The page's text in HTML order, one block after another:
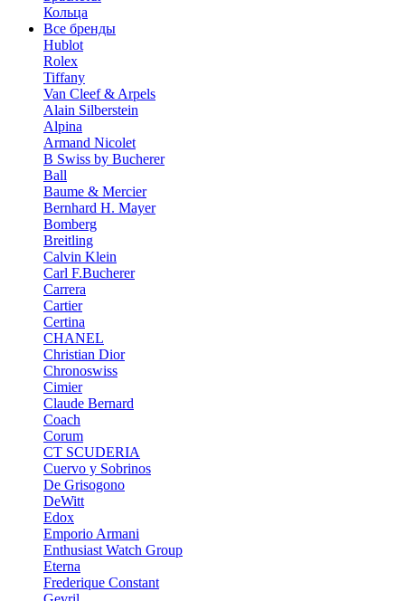
Кольца
Все бренды
Hublot
Rolex
Tiffany
Van Cleef & Arpels
Alain Silberstein
Alpina
Armand Nicolet
B Swiss by Bucherer
Ball
Baume & Mercier
Bernhard H. Mayer
Bomberg
Breitling
Calvin Klein
Carl F.Bucherer
Carrera
Cartier
Certina
CHANEL
Christian Dior
Chronoswiss
Cimier
Claude Bernard
Coach
Corum
CT SCUDERIA
Cuervo y Sobrinos
De Grisogono
DeWitt
Edox
Emporio Armani
Enthusiast Watch Group
Eterna
Frederique Constant